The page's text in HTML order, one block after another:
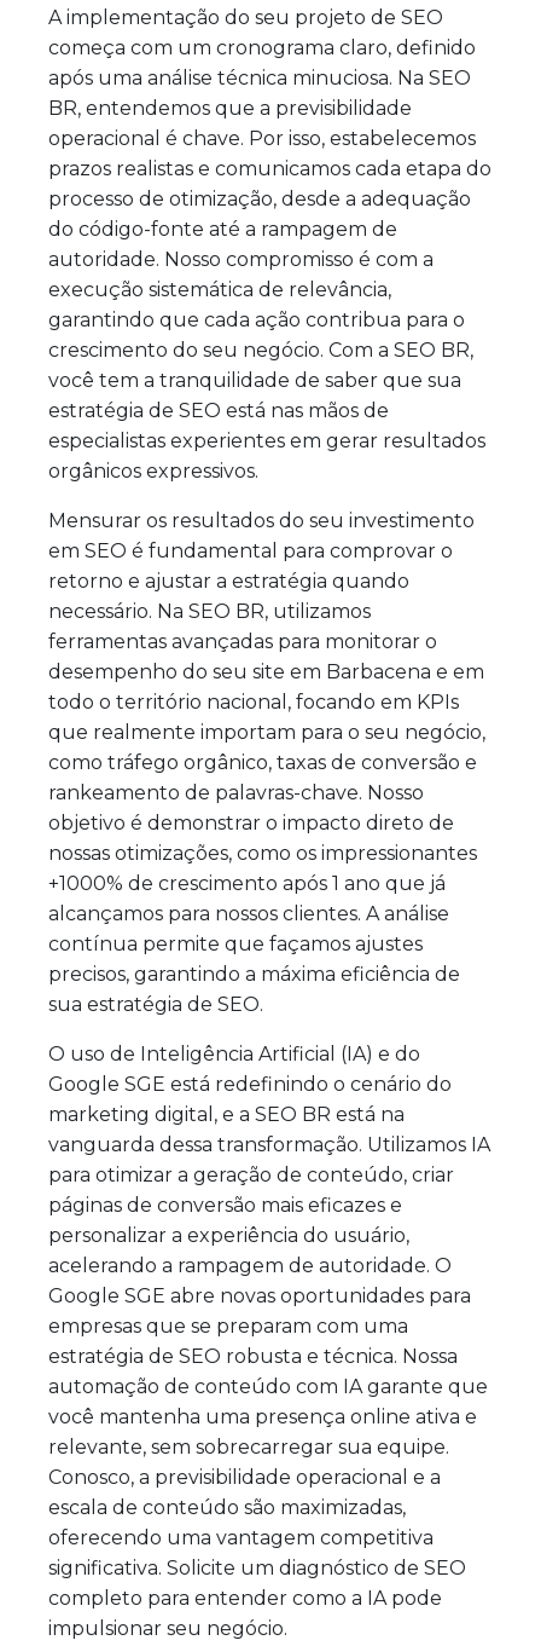
A implementação do seu projeto de SEO
começa com um cronograma claro, definido
após uma análise técnica minuciosa. Na SEO
BR, entendemos que a previsibilidade
operacional é chave. Por isso, estabelecemos
prazos realistas e comunicamos cada etapa do
processo de otimização, desde a adequação
do código-fonte até a rampagem de
autoridade. Nosso compromisso é com a
execução sistemática de relevância,
garantindo que cada ação contribua para o
crescimento do seu negócio. Com a SEO BR,
você tem a tranquilidade de saber que sua
estratégia de SEO está nas mãos de
especialistas experientes em gerar resultados
orgânicos expressivos.
Mensurar os resultados do seu investimento
em SEO é fundamental para comprovar o
retorno e ajustar a estratégia quando
necessário. Na SEO BR, utilizamos
ferramentas avançadas para monitorar o
desempenho do seu site em Barbacena e em
todo o território nacional, focando em KPIs
que realmente importam para o seu negócio,
como tráfego orgânico, taxas de conversão e
rankeamento de palavras-chave. Nosso
objetivo é demonstrar o impacto direto de
nossas otimizações, como os impressionantes
+1000% de crescimento após 1 ano que já
alcançamos para nossos clientes. A análise
contínua permite que façamos ajustes
precisos, garantindo a máxima eficiência de
sua estratégia de SEO.
O uso de Inteligência Artificial (IA) e do
Google SGE está redefinindo o cenário do
marketing digital, e a SEO BR está na
vanguarda dessa transformação. Utilizamos IA
para otimizar a geração de conteúdo, criar
páginas de conversão mais eficazes e
personalizar a experiência do usuário,
acelerando a rampagem de autoridade. O
Google SGE abre novas oportunidades para
empresas que se preparam com uma
estratégia de SEO robusta e técnica. Nossa
automação de conteúdo com IA garante que
você mantenha uma presença online ativa e
relevante, sem sobrecarregar sua equipe.
Conosco, a previsibilidade operacional e a
escala de conteúdo são maximizadas,
oferecendo uma vantagem competitiva
significativa. Solicite um diagnóstico de SEO
completo para entender como a IA pode
impulsionar seu negócio.